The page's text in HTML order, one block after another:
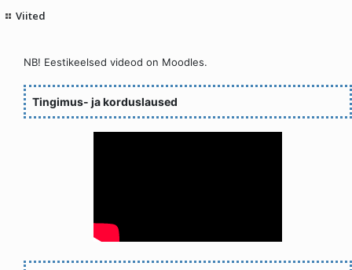
Viited
NB! Eestikeelsed videod on Moodles.
Tingimus- ja korduslaused